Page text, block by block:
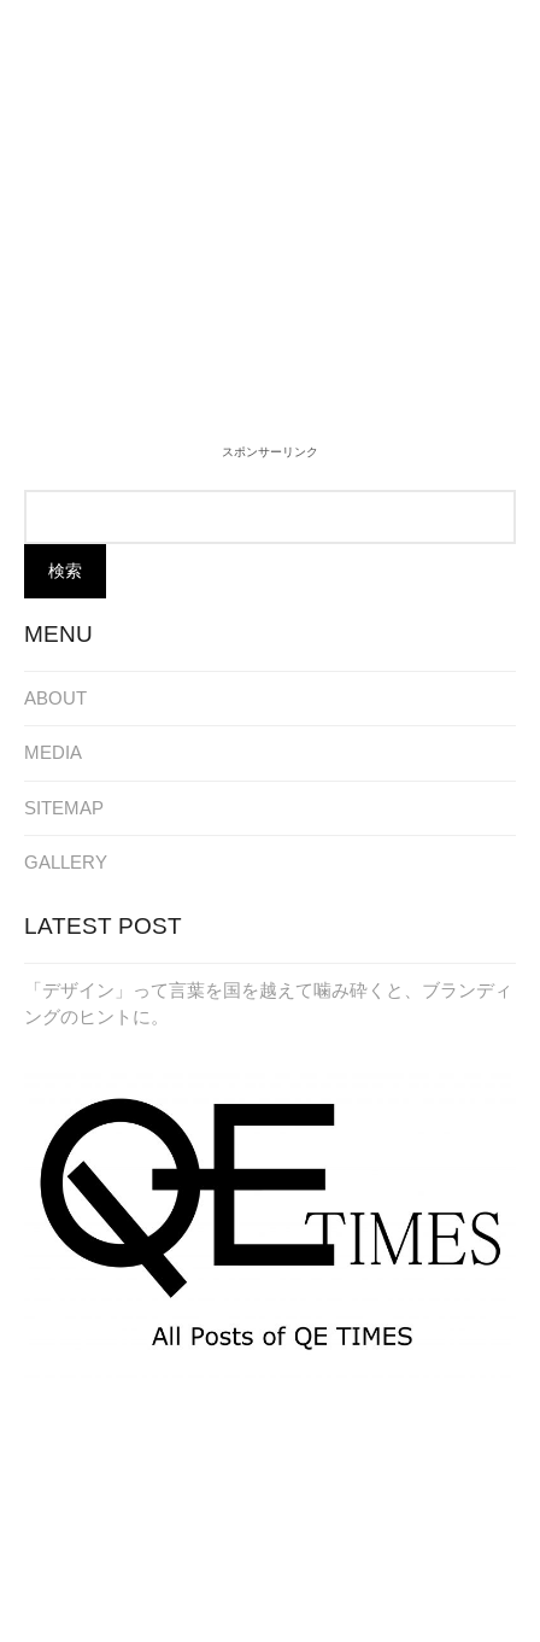
スポンサーリンク
MENU
ABOUT
MEDIA
SITEMAP
GALLERY
LATEST POST
「デザイン」って言葉を国を越えて噛み砕くと、ブランディ
ングのヒントに。